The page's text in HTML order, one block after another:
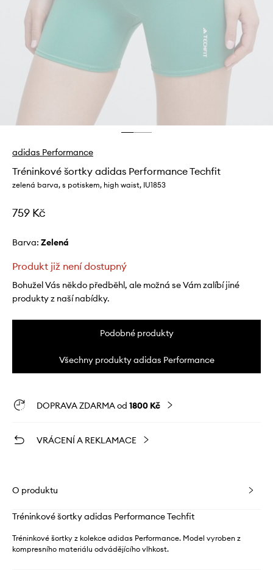
adidas Performance
Tréninkové šortky adidas Performance Techfit
zelená barva, s potiskem, high waist, IU1853
759 Kč
Barva: zelená
Produkt již není dostupný
Bohužel Vás někdo předběhl, ale možná se Vám zalíbí jiné
produkty z naší nabídky.
Podobné produkty
Všechny produkty adidas Performance
DOPRAVA ZDARMA od 1800 Kč
VRÁCENÍ A REKLAMACE
O produktu
Tréninkové šortky adidas Performance Techfit
Tréninkové šortky z kolekce adidas Performance. Model vyroben z
kompresního materiálu odvádějícího vlhkost.